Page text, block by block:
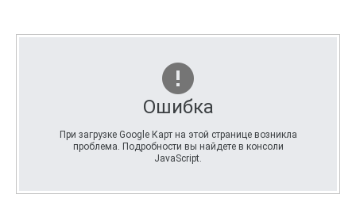
Ошибка
При загрузке Google Карт на этой странице возникла
проблема. Подробности вы найдете в консоли
JavaScript.